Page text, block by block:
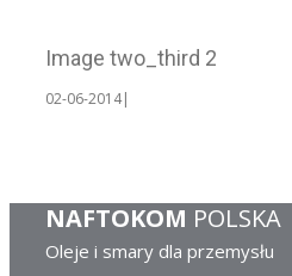
Image two_third 2
02-06-2014|
NAFTOKOM POLSKA
Oleje i smary dla przemysłu